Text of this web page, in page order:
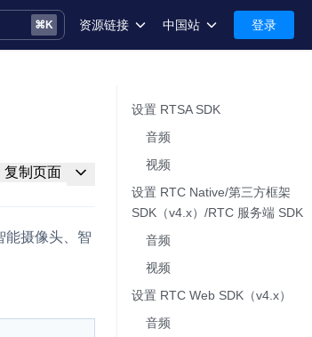
⌘ K 资源链接
技术支持
中国站
International-English
登录
复制页面
能摄像头、智
设置 RTSA SDK​
音频​
视频​
设置 RTC Native/第三方框架
SDK（v4.x）/RTC 服务端 SDK​
音频​
视频​
设置 RTC Web SDK（v4.x）​
音频​